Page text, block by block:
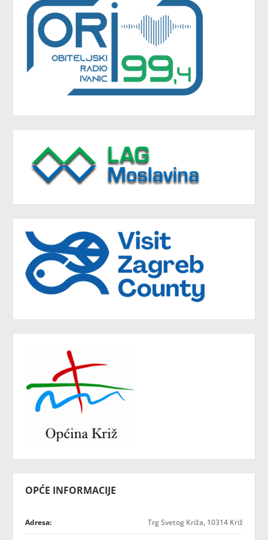
OPĆE INFORMACIJE
Adresa: Trg Svetog Križa, 10314 Križ